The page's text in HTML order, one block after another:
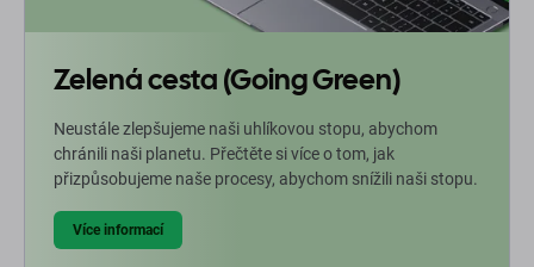
Zelená cesta (Going Green)
Neustále zlepšujeme naši uhlíkovou stopu, abychom
chránili naši planetu. Přečtěte si více o tom, jak
přizpůsobujeme naše procesy, abychom snížili naši stopu.
Více informací